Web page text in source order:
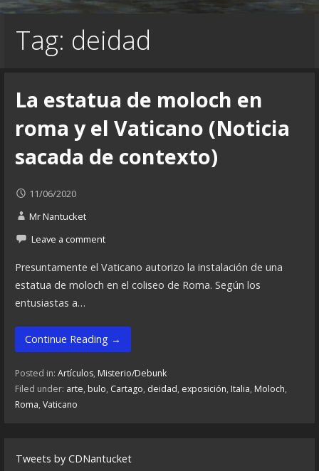
Tag: deidad
La estatua de moloch en
roma y el Vaticano (Noticia
sacada de contexto)
11/06/2020
Mr Nantucket
Leave a comment
Presuntamente el Vaticano autorizo la instalación de una
estatua de moloch en el coliseo de Roma. Según los
entusiastas a…
Continue Reading →
Posted in: Artículos, Misterio/Debunk
Filed under: arte, bulo, Cartago, deidad, exposición, Italia, Moloch,
Roma, Vaticano
Tweets by CDNantucket